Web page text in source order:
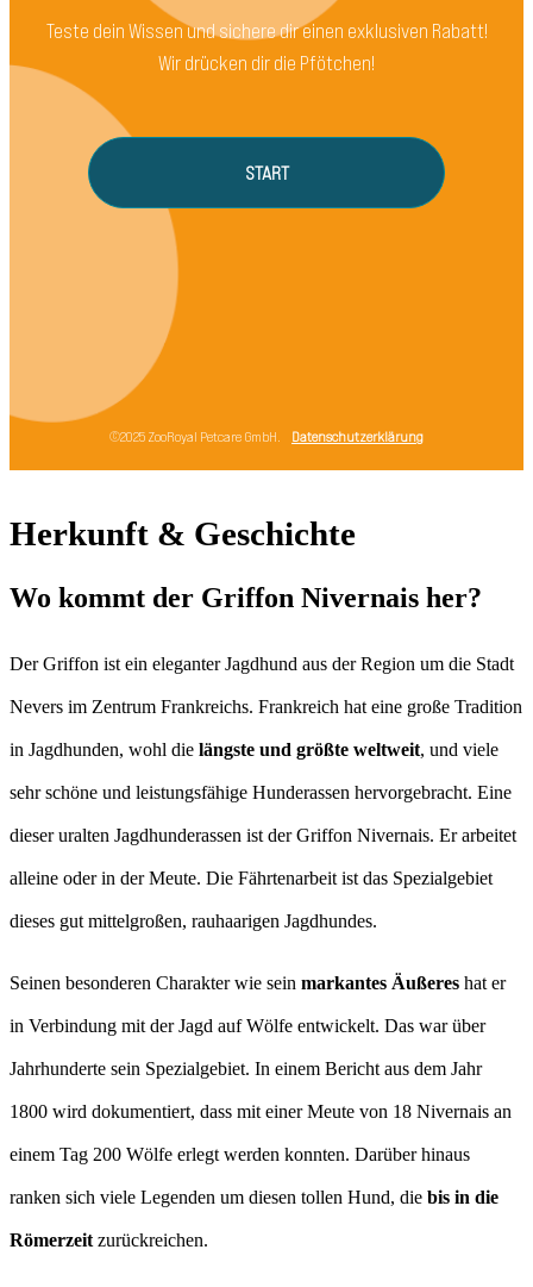
Herkunft & Geschichte
Wo kommt der Griffon Nivernais her?
Der Griffon ist ein eleganter Jagdhund aus der Region um die Stadt
Nevers im Zentrum Frankreichs. Frankreich hat eine große Tradition
in Jagdhunden, wohl die längste und größte weltweit, und viele
sehr schöne und leistungsfähige Hunderassen hervorgebracht. Eine
dieser uralten Jagdhunderassen ist der Griffon Nivernais. Er arbeitet
alleine oder in der Meute. Die Fährtenarbeit ist das Spezialgebiet
dieses gut mittelgroßen, rauhaarigen Jagdhundes.
Seinen besonderen Charakter wie sein markantes Äußeres hat er
in Verbindung mit der Jagd auf Wölfe entwickelt. Das war über
Jahrhunderte sein Spezialgebiet. In einem Bericht aus dem Jahr
1800 wird dokumentiert, dass mit einer Meute von 18 Nivernais an
einem Tag 200 Wölfe erlegt werden konnten. Darüber hinaus
ranken sich viele Legenden um diesen tollen Hund, die bis in die
Römerzeit zurückreichen.